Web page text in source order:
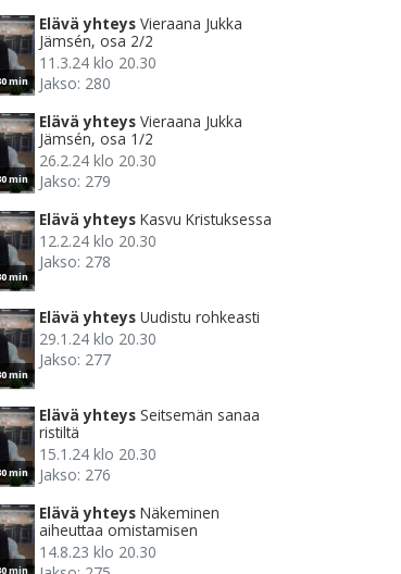
min
Elävä yhteys Vieraana Jukka
Jämsén, osa 2/2
11.3.24 klo 20.30
Jakso: 280
min
Elävä yhteys Vieraana Jukka
Jämsén, osa 1/2
26.2.24 klo 20.30
Jakso: 279
min
Elävä yhteys Kasvu Kristuksessa
12.2.24 klo 20.30
Jakso: 278
min
Elävä yhteys Uudistu rohkeasti
29.1.24 klo 20.30
Jakso: 277
min
Elävä yhteys Seitsemän sanaa
ristiltä
15.1.24 klo 20.30
Jakso: 276
min
Elävä yhteys Näkeminen
aiheuttaa omistamisen
14.8.23 klo 20.30